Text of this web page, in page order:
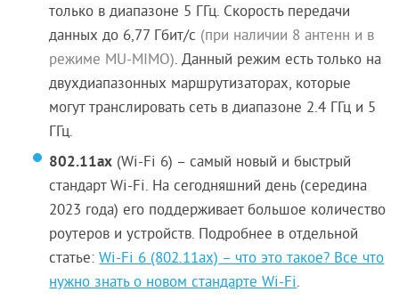
только в диапазоне 5 ГГц. Скорость передачи
данных до 6,77 Гбит/с (при наличии 8 антенн и в
режиме MU-MIMO). Данный режим есть только на
двухдиапазонных маршрутизаторах, которые
могут транслировать сеть в диапазоне 2.4 ГГц и 5
ГГц.
802.11ax (Wi-Fi 6) – самый новый и быстрый
стандарт Wi-Fi. На сегодняшний день (середина
2023 года) его поддерживает большое количество
роутеров и устройств. Подробнее в отдельной
статье:Wi-Fi 6 (802.11ax) – что это такое? Все что
нужно знать о новом стандарте Wi-Fi.